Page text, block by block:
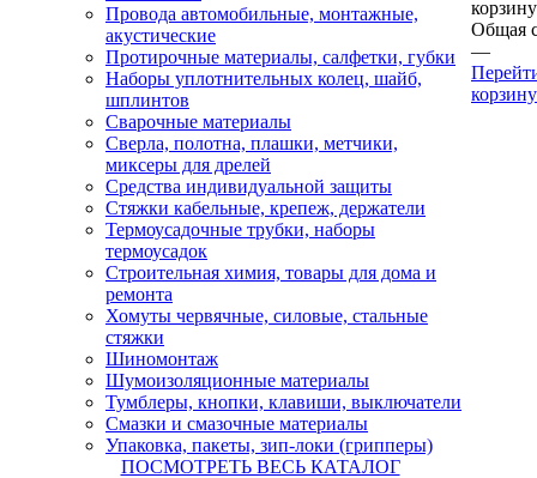
Провода автомобильные, монтажные,
акустические
Протирочные материалы, салфетки, губки
Наборы уплотнительных колец, шайб,
шплинтов
Сварочные материалы
Сверла, полотна, плашки, метчики,
миксеры для дрелей
Средства индивидуальной защиты
Стяжки кабельные, крепеж, держатели
Термоусадочные трубки, наборы
термоусадок
Строительная химия, товары для дома и
ремонта
Хомуты червячные, силовые, стальные
стяжки
Шиномонтаж
Шумоизоляционные материалы
Тумблеры, кнопки, клавиши, выключатели
Смазки и смазочные материалы
Упаковка, пакеты, зип-локи (грипперы)
ПОСМОТРЕТЬ ВЕСЬ КАТАЛОГ
Общая
—
корзину